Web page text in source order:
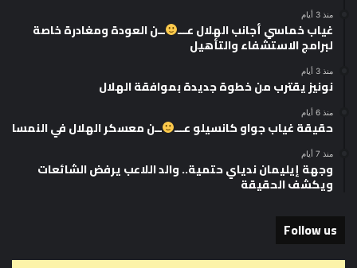
منذ 3 أيام
غياب خماسي أجانب الهلال عـــ ــن العودة ومغادرة خاصة
لبرامج الاستشفاء والتأهيل
منذ 3 أيام
نونيز يقترب من خطوة جديدة بموافقة الهلال
منذ 6 أيام
حقيقة غياب جواو كانسيلو عـــ ــن معسكر الهلال في النمسا
منذ 7 أيام
وجهة إيليمان ندياي حتمية.. والد اللاعب يرفض الشائعات
ويكشف الحقيقة
Follow us